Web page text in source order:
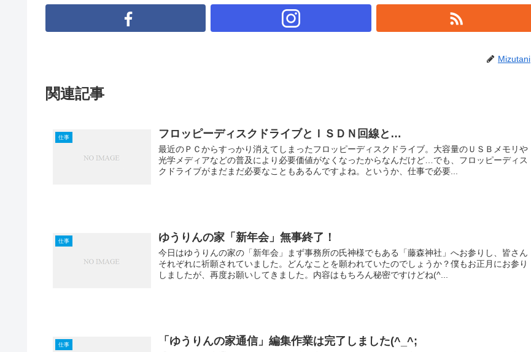
Mizutani
関連記事
仕事 フロッピーディスクドライブとＩＳＤＮ回線と…
最近のＰＣからすっかり消えてしまったフロッピーディスクドライブ。大容量のＵＳＢメモリや
光学メディアなどの普及により必要価値がなくなったからなんだけど…でも、フロッピーディス
クドライブがまだまだ必要なこともあるんですよね。というか、仕事で必要...
仕事 ゆうりんの家「新年会」無事終了！
今日はゆうりんの家の「新年会」まず事務所の氏神様でもある「藤森神社」へお参りし、皆さん
それぞれに祈願されていました。どんなことを願われていたのでしょうか？僕もお正月にお参り
しましたが、再度お願いしてきました。内容はもちろん秘密ですけどね(^...
仕事 「ゆうりんの家通信」編集作業は完了しました(^_^;